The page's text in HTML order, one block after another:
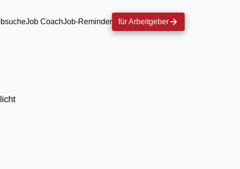
Job CoachJob-Reminder für Arbeitgeber